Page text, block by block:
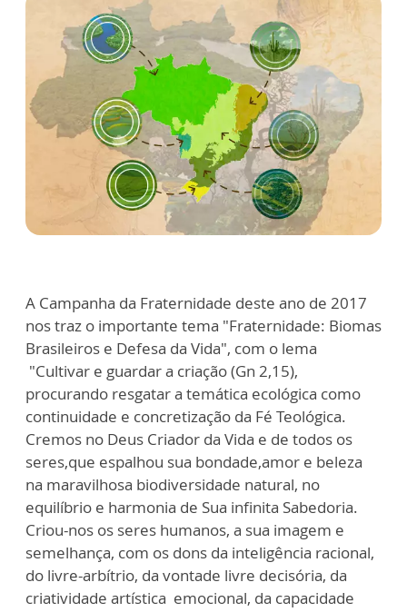
A Campanha da Fraternidade deste ano de 2017
nos traz o importante tema "Fraternidade: Biomas
Brasileiros e Defesa da Vida", com o lema
"Cultivar e guardar a criação (Gn 2,15),
procurando resgatar a temática ecológica como
continuidade e concretização da Fé Teológica.
Cremos no Deus Criador da Vida e de todos os
seres,que espalhou sua bondade,amor e beleza
na maravilhosa biodiversidade natural, no
equilíbrio e harmonia de Sua infinita Sabedoria.
Criou-nos os seres humanos, a sua imagem e
semelhança, com os dons da inteligência racional,
do livre-arbítrio, da vontade livre decisória, da
criatividade artística emocional, da capacidade